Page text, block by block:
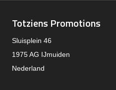
Totziens Promotions
Sluisplein 46
1975 AG IJmuiden
Nederland